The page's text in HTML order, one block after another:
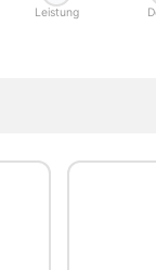
Leistung